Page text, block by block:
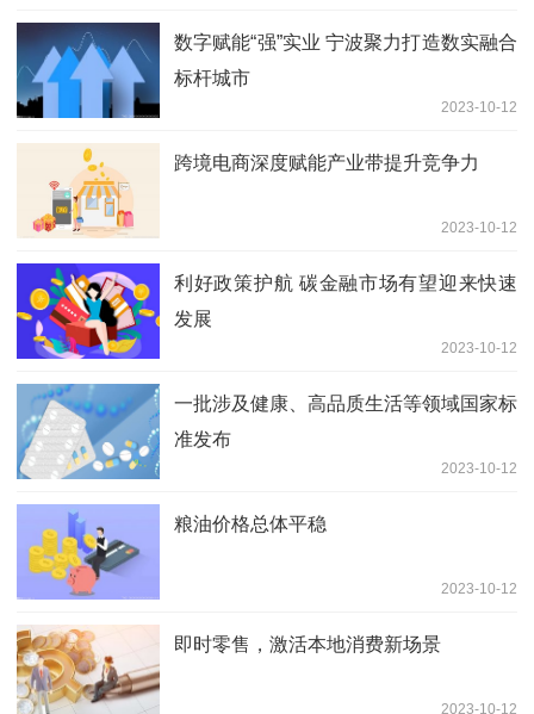
数字赋能“强”实业 宁波聚力打造数实融合
标杆城市
2023-10-12
跨境电商深度赋能产业带提升竞争力
2023-10-12
利好政策护航 碳金融市场有望迎来快速
发展
2023-10-12
一批涉及健康、高品质生活等领域国家标
准发布
2023-10-12
粮油价格总体平稳
2023-10-12
即时零售，激活本地消费新场景
2023-10-12